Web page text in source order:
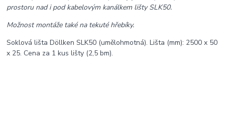
prostoru nad i pod kabelovým kanálkem lišty SLK50.
Možnost montáže také na tekuté hřebíky.
Soklová lišta Döllken SLK50 (umělohmotná). Lišta (mm): 2500 x 50
x 25. Cena za 1 kus lišty (2,5 bm).